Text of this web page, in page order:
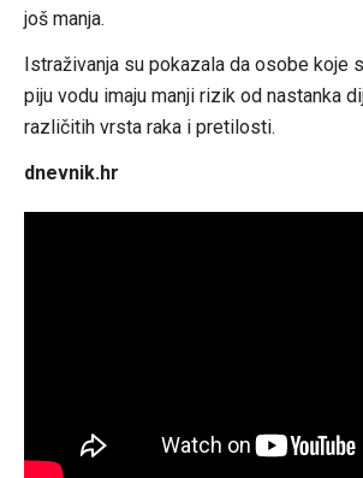
još manja.
Istraživanja su pokazala da osobe koje
piju vodu imaju manji rizik od nastanka
različitih vrsta raka i pretilosti.
dnevnik.hr